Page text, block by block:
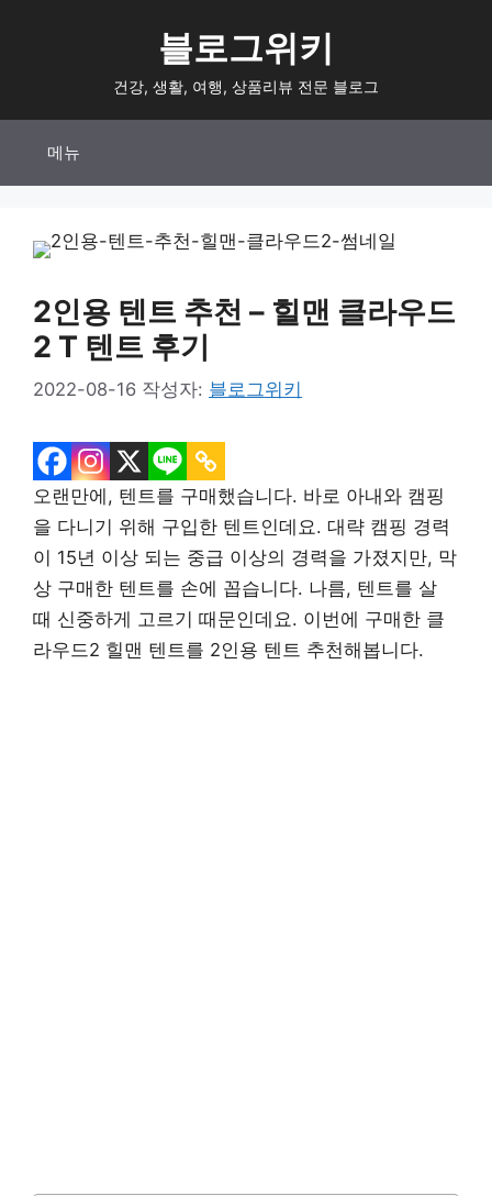
블로그위키
건강, 생활, 여행, 상품리뷰 전문 블로그
메뉴
2인용 텐트 추천 – 힐맨 클라우드
2 T 텐트 후기
2022-08-16 작성자: 블로그위키
오랜만에, 텐트를 구매했습니다. 바로 아내와 캠핑
을 다니기 위해 구입한 텐트인데요. 대략 캠핑 경력
이 15년 이상 되는 중급 이상의 경력을 가졌지만, 막
상 구매한 텐트를 손에 꼽습니다. 나름, 텐트를 살
때 신중하게 고르기 때문인데요. 이번에 구매한 클
라우드2 힐맨 텐트를 2인용 텐트 추천해봅니다.